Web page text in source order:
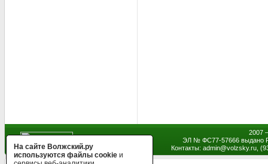
2007
ЭЛ № ФС77-57666 выдано
Контакты: admin@volzsky.ru,
На сайте Волжский.ру
используются файлы cookie и